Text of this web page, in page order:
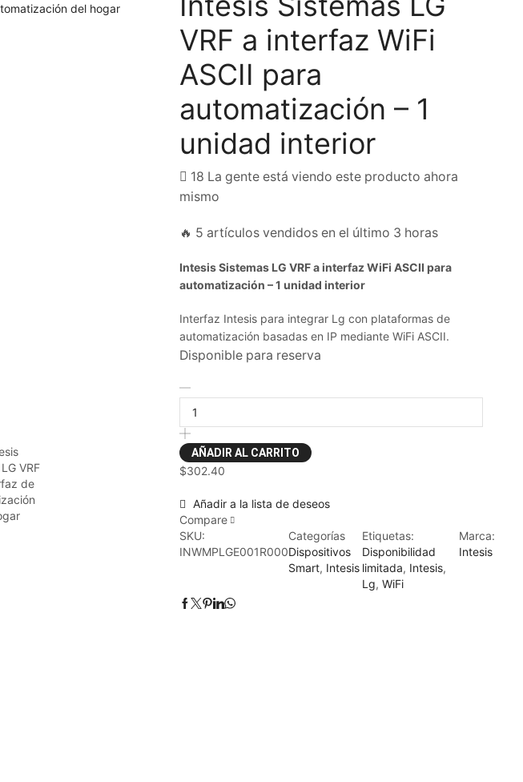
VRF a interfaz WiFi
ASCII para
automatización – 1
unidad interior
18 La gente está viendo este producto ahora
mismo
🔥 5 artículos vendidos en el último 3 horas
Intesis Sistemas LG VRF a interfaz WiFi ASCII para
automatización – 1 unidad interior
Interfaz Intesis para integrar Lg con plataformas de
automatización basadas en IP mediante WiFi ASCII.
Disponible para reserva
AÑADIR AL CARRITO
$302.40
Añadir a la lista de deseos
Compare
SKU:
INWMPLGE001R000
Categorías
Dispositivos
Smart, Intesis
Etiquetas:
Disponibilidad
limitada, Intesis,
Lg, WiFi
Marca:
Intesis